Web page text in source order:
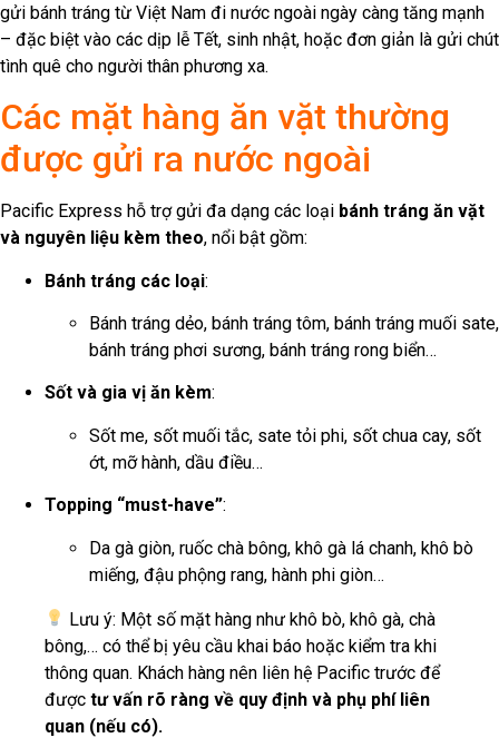
gửi bánh tráng từ Việt Nam đi nước ngoài ngày càng tăng mạnh
– đặc biệt vào các dịp lễ Tết, sinh nhật, hoặc đơn giản là gửi chút
tình quê cho người thân phương xa.
Các mặt hàng ăn vặt thường
được gửi ra nước ngoài
Pacific Express hỗ trợ gửi đa dạng các loại bánh tráng ăn vặt
và nguyên liệu kèm theo, nổi bật gồm:
Bánh tráng các loại:
Bánh tráng dẻo, bánh tráng tôm, bánh tráng muối sate,
bánh tráng phơi sương, bánh tráng rong biển…
Sốt và gia vị ăn kèm:
Sốt me, sốt muối tắc, sate tỏi phi, sốt chua cay, sốt
ớt, mỡ hành, dầu điều…
Topping “must-have”:
Da gà giòn, ruốc chà bông, khô gà lá chanh, khô bò
miếng, đậu phộng rang, hành phi giòn…
Lưu ý: Một số mặt hàng như khô bò, khô gà, chà
bông,… có thể bị yêu cầu khai báo hoặc kiểm tra khi
thông quan. Khách hàng nên liên hệ Pacific trước để
được tư vấn rõ ràng về quy định và phụ phí liên
quan (nếu có).